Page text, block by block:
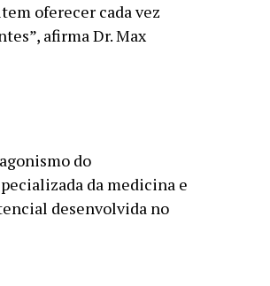
oferecer cada vez
afirma Dr. Max
do
da medicina e
desenvolvida no